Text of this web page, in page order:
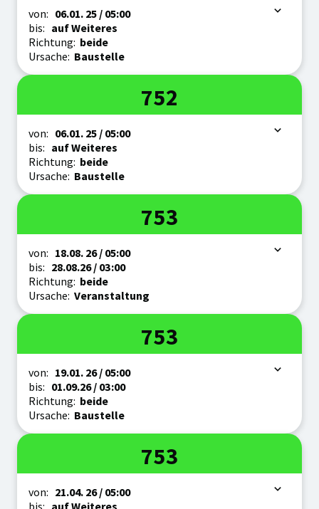
Zeitraum
von: 06.01. 25/ 05:00
bis: auf Weiteres
Richtung: beide
Ursache: Baustelle
Linie
752
Zeitraum
von: 06.01. 25/ 05:00
bis: auf Weiteres
Richtung: beide
Ursache: Baustelle
Linie
753
Zeitraum
von: 18.08. 26/ 05:00
bis: 28.08.26/ 03:00
Richtung: beide
Ursache: Veranstaltung
Linie
753
Zeitraum
von: 19.01. 26/ 05:00
bis: 01.09.26/ 03:00
Richtung: beide
Ursache: Baustelle
Linie
753
Zeitraum
von: 21.04. 26/ 05:00
bis: auf Weiteres